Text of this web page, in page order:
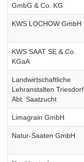
GmbG & Co. KG
KWS LOCHOW GmbH
KWS SAAT SE & Co.
KGaA
Landwirtschaftliche
Lehranstalten Triesdorf,
Abt. Saatzucht
Limagrain GmbH
Natur-Saaten GmbH